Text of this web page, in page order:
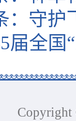
守护
届全国